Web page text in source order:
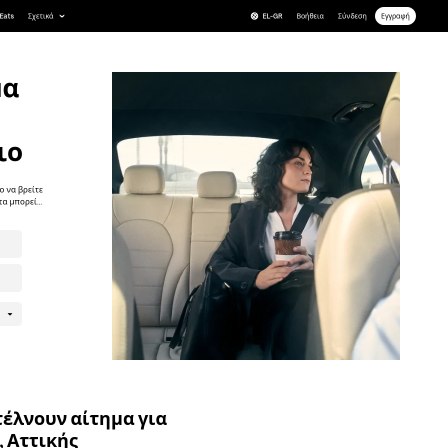
Σχετικά EL-GR Βοήθεια Σύνδεση Εγγραφή
να βρείτε
μπορείτε
τη
τον
αίτημα για
Αττικής